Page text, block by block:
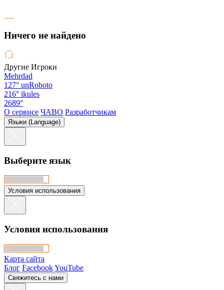
Hичего не найдено
Другие Игроки
Mehrdad
127° unRoboto
216° ikules
2689°
О сервисе ЧАВО Разработчикам
Языки (Language)
Выберите язык
Условия использования
Условия использования
Карта сайта
Блог FacebookYouTube
Свяжитесь с нами